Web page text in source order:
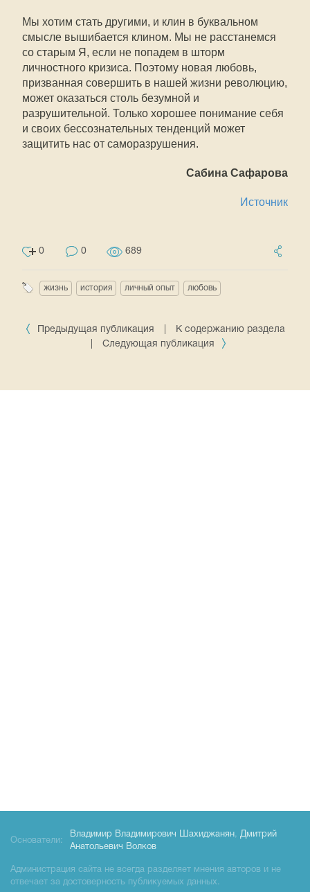
Мы хотим стать другими, и клин в буквальном
смысле вышибается клином. Мы не расстанемся
со старым Я, если не попадем в шторм
личностного кризиса. Поэтому новая любовь,
призванная совершить в нашей жизни революцию,
может оказаться столь безумной и
разрушительной. Только хорошее понимание себя
и своих бессознательных тенденций может
защитить нас от саморазрушения.
Сабина Сафарова
Источник
0 0 689
жизнь история личный опыт любовь
Предыдущая публикация
К содержанию раздела
Следующая публикация
Основатели:
Владимир Владимирович Шахиджанян, Дмитрий
Анатольевич Волков
Администрация сайта не всегда разделяет мнения авторов и не
отвечает за достоверность публикуемых данных.